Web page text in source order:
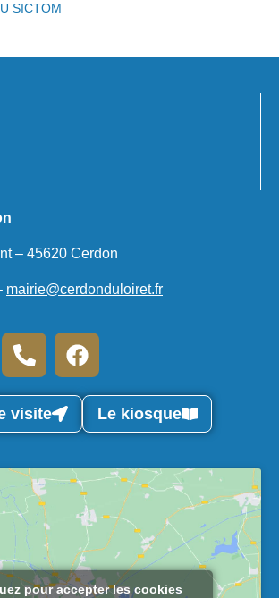
SICTOM
– 45620 Cerdon
mairie@cerdonduloiret.fr
visite Le kiosque
pour accepter les cookies